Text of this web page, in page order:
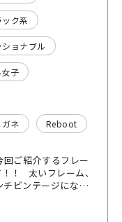
ック系
ショナブル
女子
ネ Reboot
ご紹介するフレー
！ 太いフレーム、
ビンテージになら
まっしぐら😎 で